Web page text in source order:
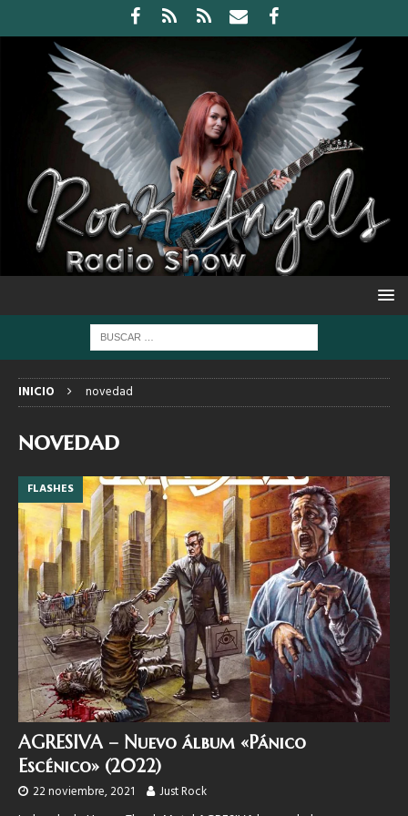
INICIO novedad
novedad
FLASHES
AGRESIVA – Nuevo álbum «Pánico
Escénico» (2022)
22 noviembre, 2021 Just Rock